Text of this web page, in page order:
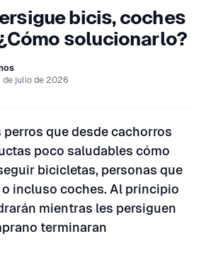
bicis, coches
solucionarlo?
de julio de 2026
que desde cachorros
poco saludables cómo
bicicletas, personas que
incluso coches. Al principio
mientras les persiguen
terminaran